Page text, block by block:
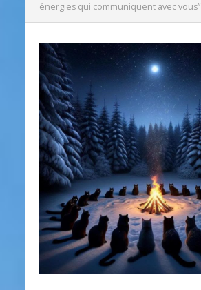
énergies qui communiquent avec vous”